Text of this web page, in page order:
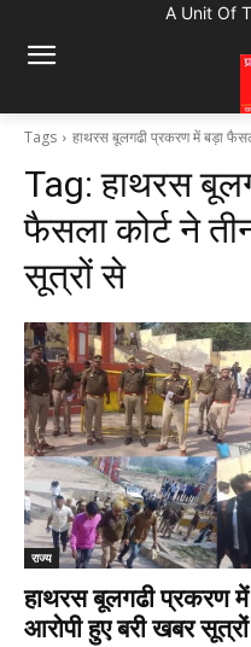
A Unit Of
Tags हाथरस बूलगढी प्रकरण में बड़ा
Tag:हाथरस
फैसला कोर्ट ने
सूत्रों से
राज्य
हाथरस बूलगढी प्रकरण
आरोपी हुए बरी खबर